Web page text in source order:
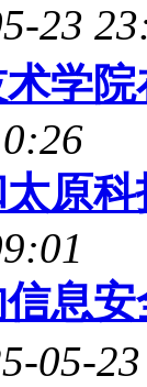
23
学
原
息
05-